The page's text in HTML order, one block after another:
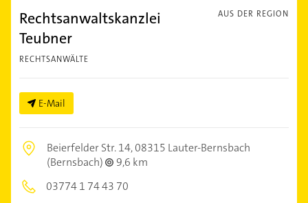
AUS DER REGION
Rechtsanwaltskanzlei
Teubner
RECHTSANWÄLTE
E-Mail
Beierfelder Str. 14,08315 Lauter-Bernsbach
(Bernsbach)
9,6 km
03774 1 74 43 70